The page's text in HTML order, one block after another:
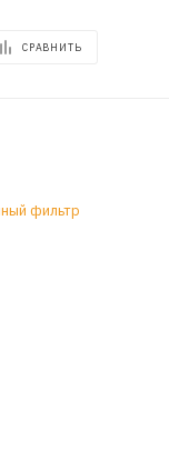
СРАВНИТЬ
фильтр